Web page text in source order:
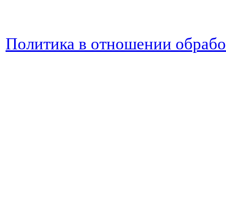
Политика в отношении